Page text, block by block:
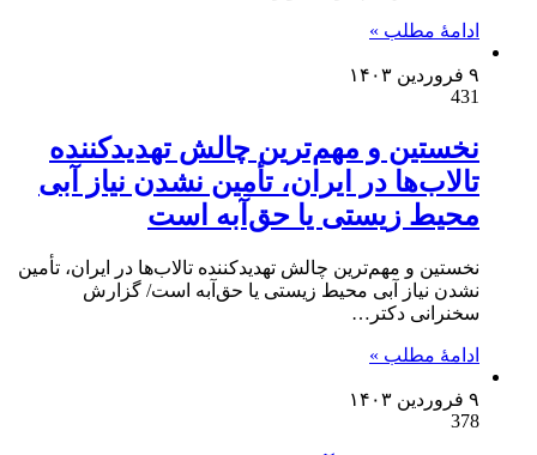
ادامۀ مطلب »
۹ فروردین ۱۴۰۳
431
نخستین و مهم‌ترین چالش‌ تهدیدکننده
تالاب‌ها در ایران، تأمین نشدن نیاز آبی
محیط زیستی یا حق‌آبه است
نخستین و مهم‌ترین چالش‌ تهدیدکننده تالاب‌ها در ایران، تأمین
نشدن نیاز آبی محیط زیستی یا حق‌آبه است/ گزارش
سخنرانی دکتر…
ادامۀ مطلب »
۹ فروردین ۱۴۰۳
378